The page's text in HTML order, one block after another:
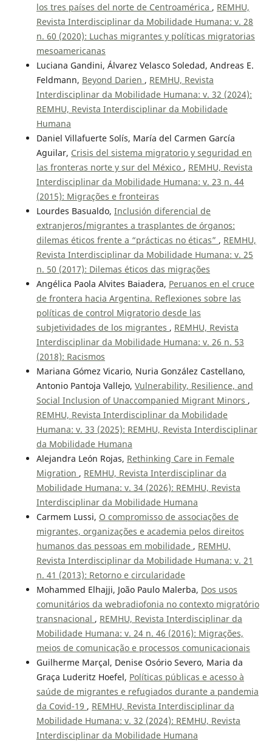
los tres países del norte de Centroamérica , REMHU,
Revista Interdisciplinar da Mobilidade Humana: v. 28
n. 60 (2020): Luchas migrantes y políticas migratorias
mesoamericanas
Luciana Gandini, Álvarez Velasco Soledad, Andreas E.
Feldmann, Beyond Darien , REMHU, Revista
Interdisciplinar da Mobilidade Humana: v. 32 (2024):
REMHU, Revista Interdisciplinar da Mobilidade
Humana
Daniel Villafuerte Solís, María del Carmen García
Aguilar, Crisis del sistema migratorio y seguridad en
las fronteras norte y sur del México , REMHU, Revista
Interdisciplinar da Mobilidade Humana: v. 23 n. 44
(2015): Migrações e fronteiras
Lourdes Basualdo, Inclusión diferencial de
extranjeros/migrantes a trasplantes de órganos:
dilemas éticos frente a “prácticas no éticas” , REMHU,
Revista Interdisciplinar da Mobilidade Humana: v. 25
n. 50 (2017): Dilemas éticos das migrações
Angélica Paola Alvites Baiadera, Peruanos en el cruce
de frontera hacia Argentina. Reflexiones sobre las
políticas de control Migratorio desde las
subjetividades de los migrantes , REMHU, Revista
Interdisciplinar da Mobilidade Humana: v. 26 n. 53
(2018): Racismos
Mariana Gómez Vicario, Nuria González Castellano,
Antonio Pantoja Vallejo, Vulnerability, Resilience, and
Social Inclusion of Unaccompanied Migrant Minors ,
REMHU, Revista Interdisciplinar da Mobilidade
Humana: v. 33 (2025): REMHU, Revista Interdisciplinar
da Mobilidade Humana
Alejandra León Rojas, Rethinking Care in Female
Migration , REMHU, Revista Interdisciplinar da
Mobilidade Humana: v. 34 (2026): REMHU, Revista
Interdisciplinar da Mobilidade Humana
Carmem Lussi, O compromisso de associações de
migrantes, organizações e academia pelos direitos
humanos das pessoas em mobilidade , REMHU,
Revista Interdisciplinar da Mobilidade Humana: v. 21
n. 41 (2013): Retorno e circularidade
Mohammed Elhajji, João Paulo Malerba, Dos usos
comunitários da webradiofonia no contexto migratório
transnacional , REMHU, Revista Interdisciplinar da
Mobilidade Humana: v. 24 n. 46 (2016): Migrações,
meios de comunicação e processos comunicacionais
Guilherme Marçal, Denise Osório Severo, Maria da
Graça Luderitz Hoefel, Políticas públicas e acesso à
saúde de migrantes e refugiados durante a pandemia
da Covid-19 , REMHU, Revista Interdisciplinar da
Mobilidade Humana: v. 32 (2024): REMHU, Revista
Interdisciplinar da Mobilidade Humana